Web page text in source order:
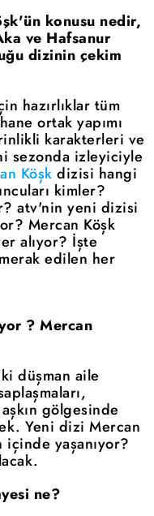
konusu nedir,
ve Hafsanur
dizinin çekim
hazırlıklar tüm
ortak yapımı
karakterleri ve
sezonda izleyiciyle
Köşk dizisi hangi
kimler?
atv'nin yeni dizisi
Mercan Köşk
alıyor? İşte
edilen her
? Mercan
düşman aile
gölgesinde
Yeni dizi Mercan
içinde yaşanıyor?
ne?